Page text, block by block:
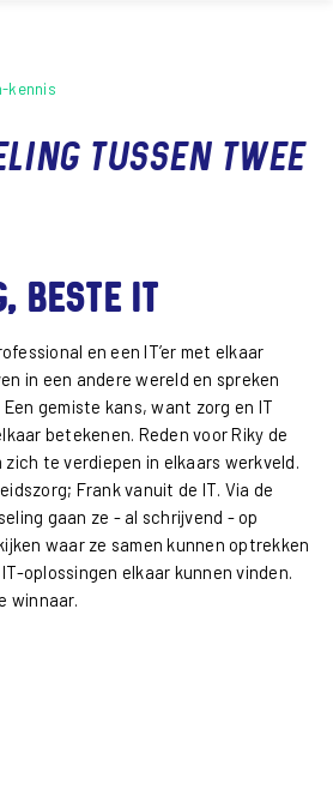
kennis
tussen twee
beste IT
en een IT’er met elkaar
in een andere wereld en spreken
gemiste kans, want zorg en IT
betekenen. Reden voor Riky de
zich te verdiepen in elkaars werkveld.
Frank vanuit de IT. Via de
gaan ze - al schrijvend - op
waar ze samen kunnen optrekken
oplossingen elkaar kunnen vinden.
winnaar.